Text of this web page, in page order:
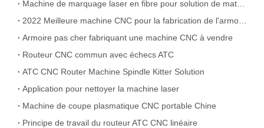
Armoire pas cher fabriquant une machine CNC à vendre
Routeur CNC commun avec échecs ATC
ATC CNC Router Machine Spindle Kitter Solution
Application pour nettoyer la machine laser
Machine de coupe plasmatique CNC portable Chine
Principe de travail du routeur ATC CNC linéaire